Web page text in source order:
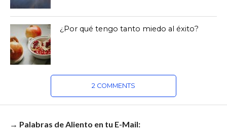
¿Por qué tengo tanto miedo al éxito?
2 COMMENTS
→ Palabras de Aliento en tu E-Mail: